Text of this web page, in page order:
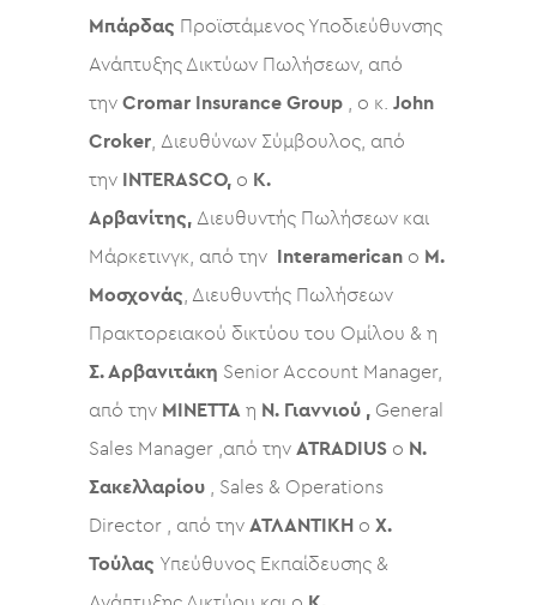
Μπάρδας Προϊστάμενος Υποδιεύθυνσης
Ανάπτυξης Δικτύων Πωλήσεων, από
την Cromar Insurance Group , ο κ. John
Croker, Διευθύνων Σύμβουλος, από
την INTERASCO, ο Κ.
Αρβανίτης, Διευθυντής Πωλήσεων και
Μάρκετινγκ, από την Interamerican ο Μ.
Μοσχονάς, Διευθυντής Πωλήσεων
Πρακτορειακού δικτύου του Ομίλου & η
Σ. Αρβανιτάκη Senior Account Manager,
από την ΜΙΝΕΤΤΑ η Ν. Γιαννιού , General
Sales Manager ,από την ATRADIUS o Ν.
Σακελλαρίου , Sales & Operations
Director , από την ΑΤΛΑΝΤΙΚΗ ο Χ.
Τούλας Υπεύθυνος Εκπαίδευσης &